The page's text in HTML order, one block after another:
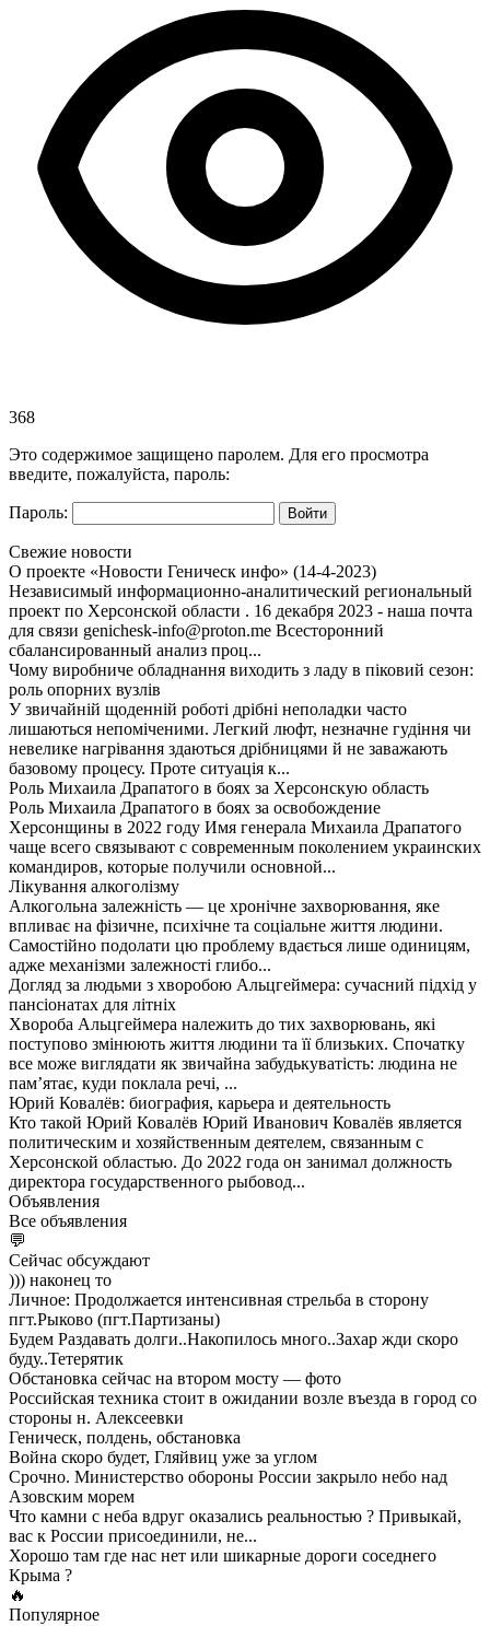
368
Это содержимое защищено паролем. Для его просмотра
введите, пожалуйста, пароль:
Пароль:
Свежие новости
О проекте «Новости Геническ инфо» (14-4-2023)
Независимый информационно-аналитический региональный
проект по Херсонской области . 16 декабря 2023 - наша почта
для связи genichesk-info@proton.me Всесторонний
сбалансированный анализ проц...
Чому виробниче обладнання виходить з ладу в піковий сезон:
роль опорних вузлів
У звичайній щоденній роботі дрібні неполадки часто
лишаються непоміченими. Легкий люфт, незначне гудіння чи
невелике нагрівання здаються дрібницями й не заважають
базовому процесу. Проте ситуація к...
Роль Михаила Драпатого в боях за Херсонскую область
Роль Михаила Драпатого в боях за освобождение
Херсонщины в 2022 году Имя генерала Михаила Драпатого
чаще всего связывают с современным поколением украинских
командиров, которые получили основной...
Лікування алкоголізму
Алкогольна залежність — це хронічне захворювання, яке
впливає на фізичне, психічне та соціальне життя людини.
Самостійно подолати цю проблему вдається лише одиницям,
адже механізми залежності глибо...
Догляд за людьми з хворобою Альцгеймера: сучасний підхід у
пансіонатах для літніх
Хвороба Альцгеймера належить до тих захворювань, які
поступово змінюють життя людини та її близьких. Спочатку
все може виглядати як звичайна забудькуватість: людина не
пам’ятає, куди поклала речі, ...
Юрий Ковалёв: биография, карьера и деятельность
Кто такой Юрий Ковалёв Юрий Иванович Ковалёв является
политическим и хозяйственным деятелем, связанным с
Херсонской областью. До 2022 года он занимал должность
директора государственного рыбовод...
Объявления
Все объявления
💬
Сейчас обсуждают
))) наконец то
Личное: Продолжается интенсивная стрельба в сторону
пгт.Рыково (пгт.Партизаны)
Будем Раздавать долги..Накопилось много..Захар жди скоро
буду..Тетерятик
Обстановка сейчас на втором мосту — фото
Российская техника стоит в ожидании возле въезда в город со
стороны н. Алексеевки
Геническ, полдень, обстановка
Война скоро будет, Гляйвиц уже за углом
Срочно. Министерство обороны России закрыло небо над
Азовским морем
Что камни с неба вдруг оказались реальностью ? Привыкай,
вас к России присоединили, не...
Хорошо там где нас нет или шикарные дороги соседнего
Крыма ?
🔥
Популярное